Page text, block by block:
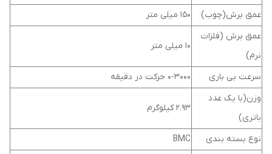
عمق برش(چوب)
150 میلی متر
عمق برش (فلزات
نرم)
10 میلی متر
سرعت بی باری
0-3000 حرکت در دقیقه
وزن(با یک عدد
باتری)
2.93 کیلوگرم
نوع بسته بندی BMC